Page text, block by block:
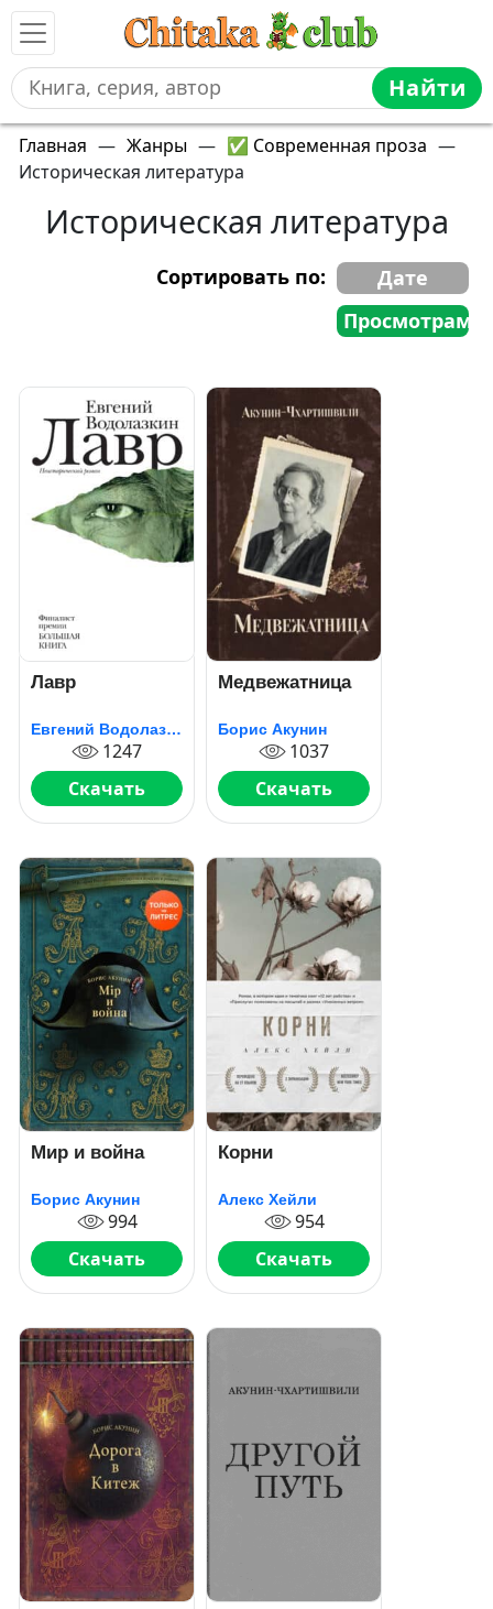
Найти
Главная — Жанры — ✅ Современная проза —
Историческая литература
Историческая литература
Сортировать по:
Дате
Просмотрам
Лавр
Евгений Водолазкин
1247
Скачать
Медвежатница
Борис Акунин
1037
Скачать
Мир и война
Борис Акунин
994
Скачать
Корни
Алекс Хейли
954
Скачать